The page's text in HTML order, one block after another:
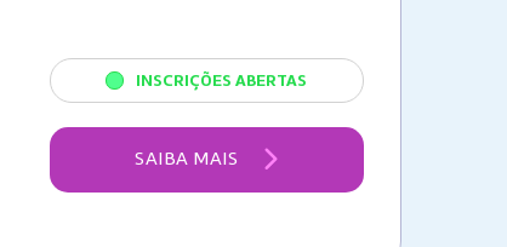
INSCRIÇÕES ABERTAS
SAIBA MAIS